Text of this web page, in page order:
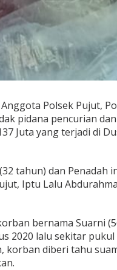
Anggota Polsek Pujut,
pidana pencurian
Juta yang terjadi di
tahun) dan Penadah
Iptu Lalu
bernama Suarni
2020 lalu sekitar pukul
korban diberi tahu